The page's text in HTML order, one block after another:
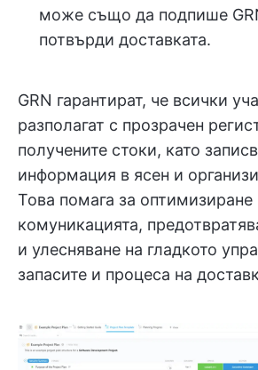
може също да подпише
потвърди доставката.
GRN гарантират, че всички
разполагат с прозрачен
получените стоки, като
информация в ясен и
Това помага за оптимизиране
комуникацията,
и улесняване на гладкото
запасите и процеса на